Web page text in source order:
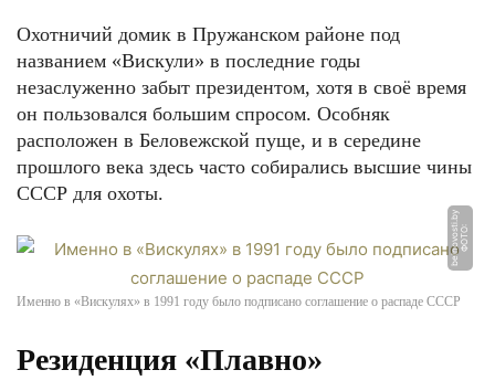
ФОТО: krupenino.com
Охотничий домик в Пружанском районе под
названием «Вискули» в последние годы
незаслуженно забыт президентом, хотя в своё время
он пользовался большим спросом. Особняк
расположен в Беловежской пуще, и в середине
прошлого века здесь часто собирались высшие чины
СССР для охоты.
Ф
О
Т
О:
b
el
n
o
v
o
s
ti.
b
y
Именно в «Вискулях» в 1991 году было подписано соглашение о распаде СССР
Резиденция «Плавно»